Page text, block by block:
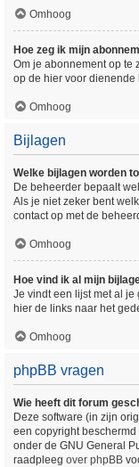
Omhoog
Hoe zeg ik mijn
Om je abonnement op te
op de hier voor dienende
Omhoog
Bijlagen
Welke bijlagen worden
De beheerder bepaalt
Als je niet zeker bent
contact op met de
Omhoog
Hoe vind ik al mijn
Je vindt een lijst met al
hier de links naar het
Omhoog
phpBB vragen
Wie heeft dit forum
Deze software (in zijn
een copyright beschermd
onder de GNU General
raadpleeg over phpBB